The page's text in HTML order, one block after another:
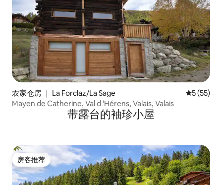
农家仓房 ｜ La Forclaz/La Sage 平均评分
5 (55)
Mayen de Catherine, Val d 'Hérens, Valais, Valais
带露台的袖珍小屋
房客推荐
房客推荐